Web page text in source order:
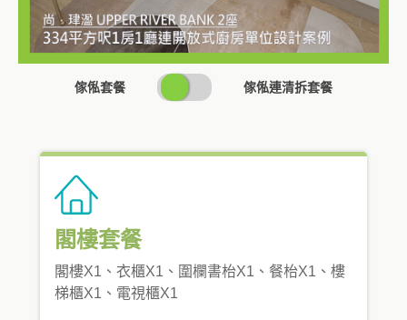
傢俬套餐
SWITCH
PRICING
傢俬連清拆套餐
閣樓套餐
閣樓X1、衣櫃X1、圍欄書枱X1、餐枱X1、樓
梯櫃X1、電視櫃X1